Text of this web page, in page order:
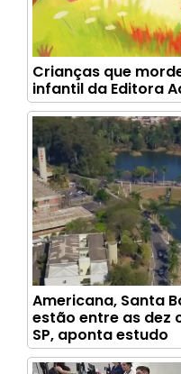
Crianças que
infantil da Editora
Americana, Santa
estão entre as dez
SP, aponta estudo